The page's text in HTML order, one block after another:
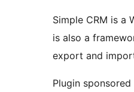
Simple CRM is a
is also a
export and
Plugin sponsored